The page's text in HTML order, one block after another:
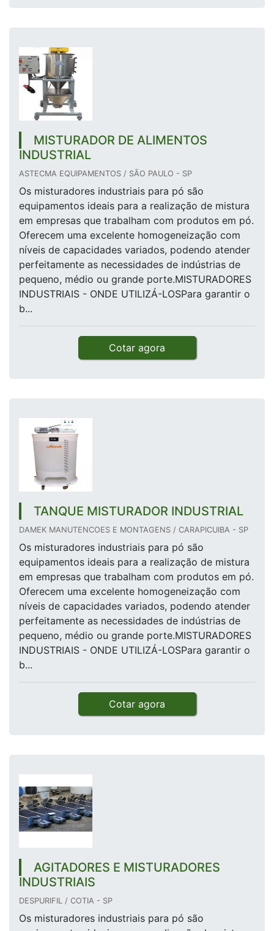
MISTURADOR DE ALIMENTOS
INDUSTRIAL
ASTECMA EQUIPAMENTOS / SÃO PAULO - SP
Os misturadores industriais para pó são
equipamentos ideais para a realização de mistura
em empresas que trabalham com produtos em pó.
Oferecem uma excelente homogeneização com
níveis de capacidades variados, podendo atender
perfeitamente as necessidades de indústrias de
pequeno, médio ou grande porte.MISTURADORES
INDUSTRIAIS - ONDE UTILIZÁ-LOSPara garantir o
b...
Cotar agora
TANQUE MISTURADOR INDUSTRIAL
DAMEK MANUTENCOES E MONTAGENS / CARAPICUIBA - SP
Os misturadores industriais para pó são
equipamentos ideais para a realização de mistura
em empresas que trabalham com produtos em pó.
Oferecem uma excelente homogeneização com
níveis de capacidades variados, podendo atender
perfeitamente as necessidades de indústrias de
pequeno, médio ou grande porte.MISTURADORES
INDUSTRIAIS - ONDE UTILIZÁ-LOSPara garantir o
b...
Cotar agora
AGITADORES E MISTURADORES
INDUSTRIAIS
DESPURIFIL / COTIA - SP
Os misturadores industriais para pó são